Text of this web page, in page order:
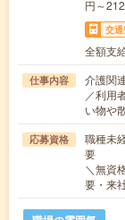
円～
交
全額支
仕事内容
介護関
／利用
い物や
応募資格
職種未
要
＼無資
要・来